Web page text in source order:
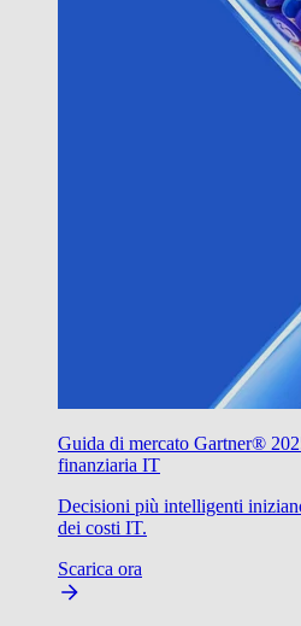
Guida di mercato Gartner®
finanziaria IT
Decisioni più intelligenti
dei costi IT.
Scarica ora